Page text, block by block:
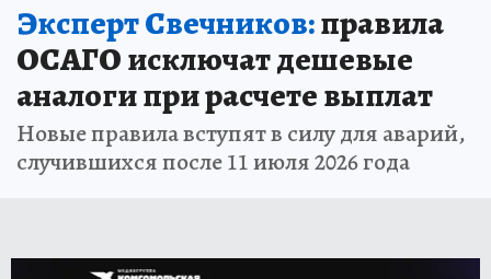
Эксперт Свечников:правила
ОСАГО исключат дешевые
аналоги при расчете выплат
Новые правила вступят в силу для аварий,
случившихся после 11 июля 2026 года